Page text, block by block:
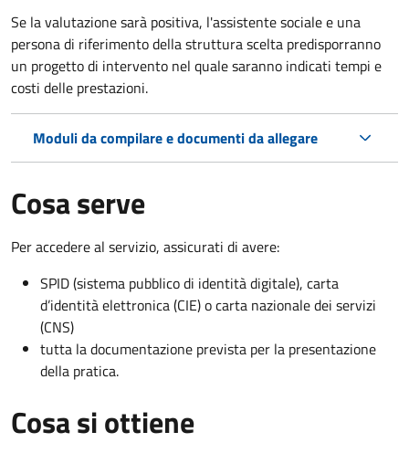
Se la valutazione sarà positiva, l'assistente sociale e una
persona di riferimento della struttura scelta predisporranno
un progetto di intervento nel quale saranno indicati tempi e
costi delle prestazioni.
Moduli da compilare e documenti da allegare
Cosa serve
Per accedere al servizio, assicurati di avere:
SPID (sistema pubblico di identità digitale), carta
d’identità elettronica (CIE) o carta nazionale dei servizi
(CNS)
tutta la documentazione prevista per la presentazione
della pratica.
Cosa si ottiene